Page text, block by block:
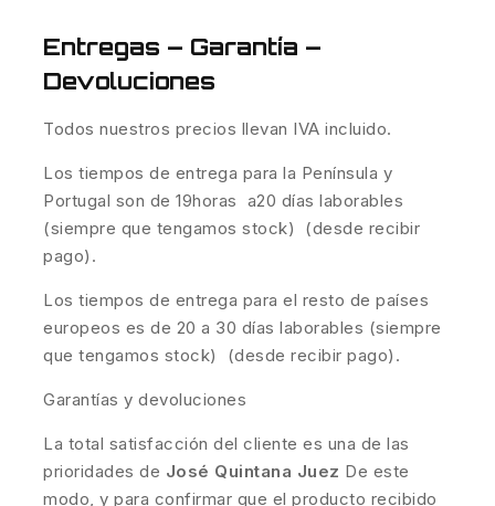
Entregas – Garantía –
Devoluciones
Todos nuestros precios llevan IVA incluido.
Los tiempos de entrega para la Península y
Portugal son de 19horas a20 días laborables
(siempre que tengamos stock) (desde recibir
pago).
Los tiempos de entrega para el resto de países
europeos es de 20 a 30 días laborables (siempre
que tengamos stock) (desde recibir pago).
Garantías y devoluciones
La total satisfacción del cliente es una de las
prioridades de José Quintana Juez De este
modo, y para confirmar que el producto recibido